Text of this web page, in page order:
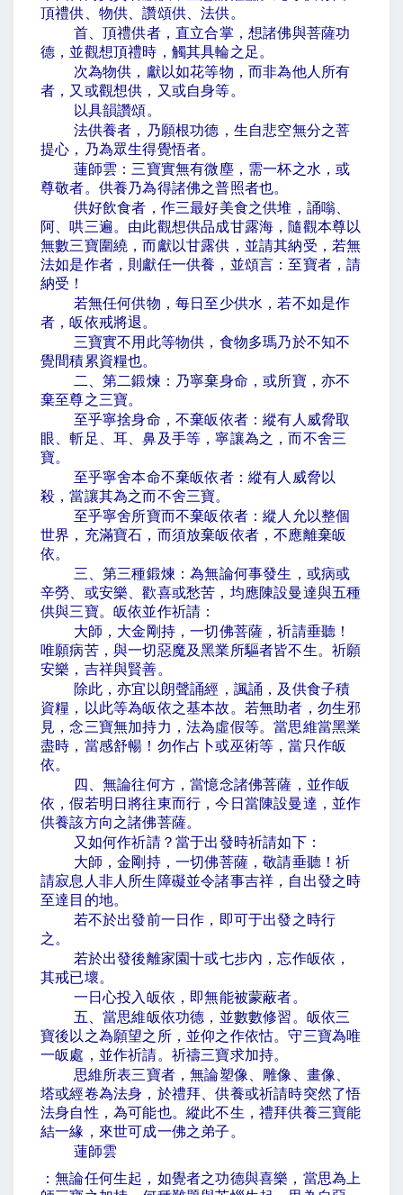
頂禮供、物供、讚頌供、法供。
首、頂禮供者，直立合掌，想諸佛與菩薩功
德，並觀想頂禮時，觸其具輪之足。
次為物供，獻以如花等物，而非為他人所有
者，又或觀想供，又或自身等。
以具韻讚頌。
法供養者，乃願根功德，生自悲空無分之菩
提心，乃為眾生得覺悟者。
蓮師雲：三寶實無有微塵，需一杯之水，或
尊敬者。供養乃為得諸佛之普照者也。
供好飲食者，作三最好美食之供堆，誦嗡、
阿、哄三遍。由此觀想供品成甘露海，隨觀本尊以
無數三寶圍繞，而獻以甘露供，並請其納受，若無
法如是作者，則獻任一供養，並頌言：至寶者，請
納受！
若無任何供物，每日至少供水，若不如是作
者，皈依戒將退。
三寶實不用此等物供，食物多瑪乃於不知不
覺間積累資糧也。
二、第二鍛煉：乃寧棄身命，或所寶，亦不
棄至尊之三寶。
至乎寧捨身命，不棄皈依者：縱有人威脅取
眼、斬足、耳、鼻及手等，寧讓為之，而不舍三
寶。
至乎寧舍本命不棄皈依者：縱有人威脅以
殺，當讓其為之而不舍三寶。
至乎寧舍所寶而不棄皈依者：縱人允以整個
世界，充滿寶石，而須放棄皈依者，不應離棄皈
依。
三、第三種鍛煉：為無論何事發生，或病或
辛勞、或安樂、歡喜或愁苦，均應陳設曼達與五種
供與三寶。皈依並作祈請：
大師，大金剛持，一切佛菩薩，祈請垂聽！
唯願病苦，與一切惡魔及黑業所驅者皆不生。祈願
安樂，吉祥與賢善。
除此，亦宜以朗聲誦經，諷誦，及供食子積
資糧，以此等為皈依之基本故。若無助者，勿生邪
見，念三寶無加持力，法為虛假等。當思維當黑業
盡時，當感舒暢！勿作占卜或巫術等，當只作皈
依。
四、無論往何方，當憶念諸佛菩薩，並作皈
依，假若明日將往東而行，今日當陳設曼達，並作
供養該方向之諸佛菩薩。
又如何作祈請？當于出發時祈請如下：
大師，金剛持，一切佛菩薩，敬請垂聽！祈
請寂息人非人所生障礙並令諸事吉祥，自出發之時
至達目的地。
若不於出發前一日作，即可于出發之時行
之。
若於出發後離家園十或七步內，忘作皈依，
其戒已壞。
一日心投入皈依，即無能被蒙蔽者。
五、當思維皈依功德，並數數修習。皈依三
寶後以之為願望之所，並仰之作依怙。守三寶為唯
一皈處，並作祈請。祈禱三寶求加持。
思維所表三寶者，無論塑像、雕像、畫像、
塔或經卷為法身，於禮拜、供養或祈請時突然了悟
法身自性，為可能也。縱此不生，禮拜供養三寶能
結一緣，來世可成一佛之弟子。
蓮師雲
：無論任何生起，如覺者之功德與喜樂，當思為上